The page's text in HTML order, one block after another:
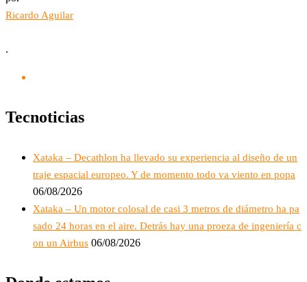
Ricardo Aguilar
.
Tecnoticias
Xataka – Decathlon ha llevado su experiencia al diseño de un
traje espacial europeo. Y de momento todo va viento en popa
06/08/2026
Xataka – Un motor colosal de casi 3 metros de diámetro ha pa
sado 24 horas en el aire. Detrás hay una proeza de ingeniería c
on un Airbus 06/08/2026